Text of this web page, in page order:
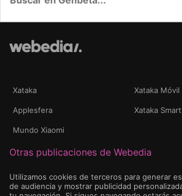
Xataka Xataka Móvil
Applesfera Xataka
Mundo Xiaomi
Otras publicaciones de Webedia
Utilizamos cookies de terceros para generar
de audiencia y mostrar publicidad